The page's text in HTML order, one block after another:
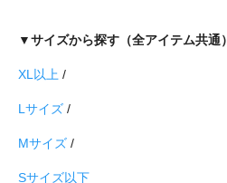
▼サイズから探す（全アイテム共通）
XL以上 /
Lサイズ /
Mサイズ /
Sサイズ以下